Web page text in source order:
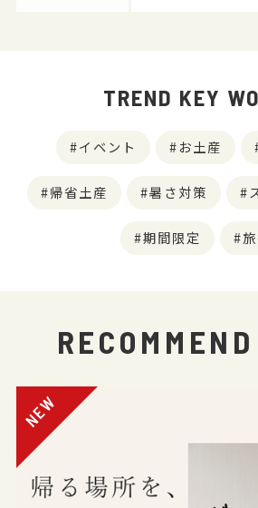
TREND KEY
イベント お土産
帰省土産 暑さ対策
期間限定